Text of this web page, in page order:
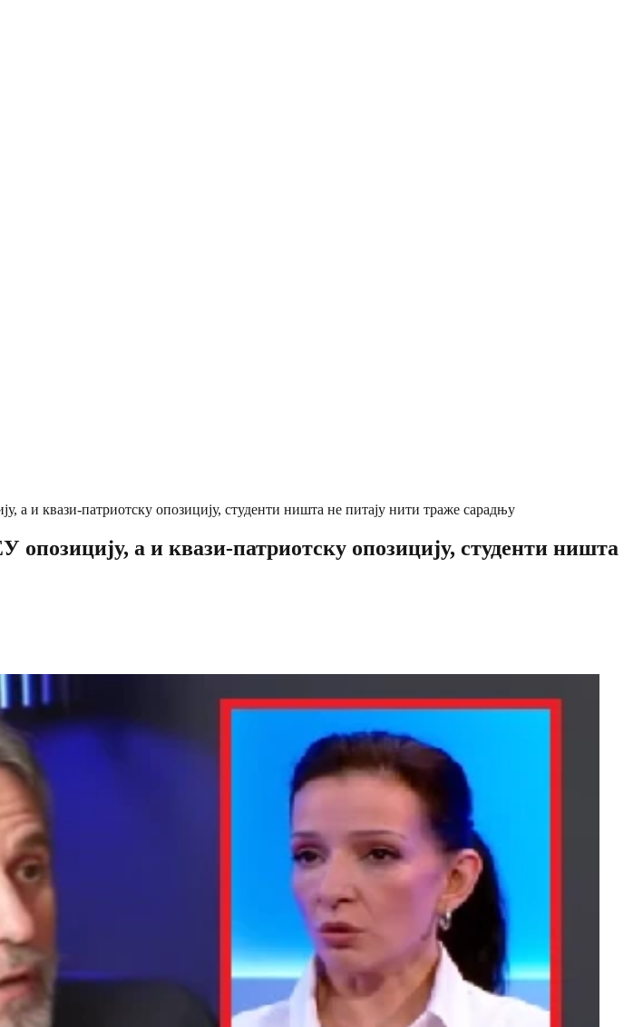
патриотску опозицију, студенти ништа не питају нити траже сарадњу
а и квази-патриотску опозицију, студенти ништа